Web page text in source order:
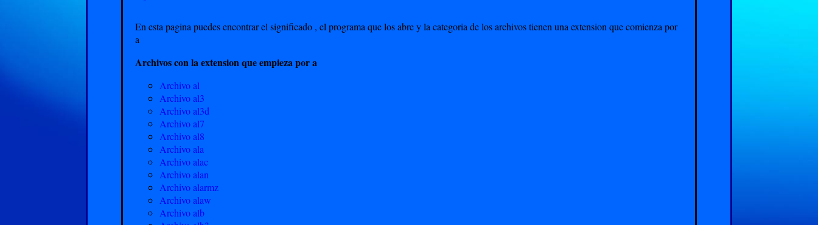
En esta pagina puedes encontrar el significado , el programa que los abre y la categoria de los archivos tienen una extension que comienza por
a
Archivos con la extension que empieza por a
Archivo al
Archivo al3
Archivo al3d
Archivo al7
Archivo al8
Archivo ala
Archivo alac
Archivo alan
Archivo alarmz
Archivo alaw
Archivo alb